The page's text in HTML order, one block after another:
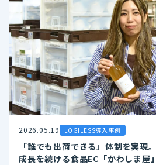
2026.05.19 LOGILESS導入事例
「誰でも出荷できる」体制を実現
成長を続ける食品EC「かわしま屋